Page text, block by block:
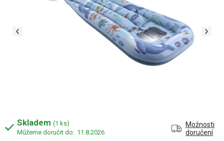
Skladem (1 ks)
11.8.2026
Možnosti
doručení